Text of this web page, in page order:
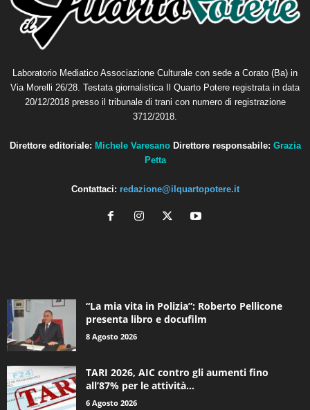
Laboratorio Mediatico Associazione Culturale con sede a Corato (Ba) in
Via Morelli 26/28. Testata giornalistica Il Quarto Potere registrata in data
20/12/2018 presso il tribunale di trani con numero di registrazione
3712/2018.
Direttore editoriale: Michele Varesano Direttore responsabile: Grazia
Petta
Contattaci: redazione@ilquartopotere.it
“La mia vita in Polizia”: Roberto Pellicone
presenta libro e docufilm
8 Agosto 2026
TARI 2026, AIC contro gli aumenti fino
all’87% per le attività...
6 Agosto 2026